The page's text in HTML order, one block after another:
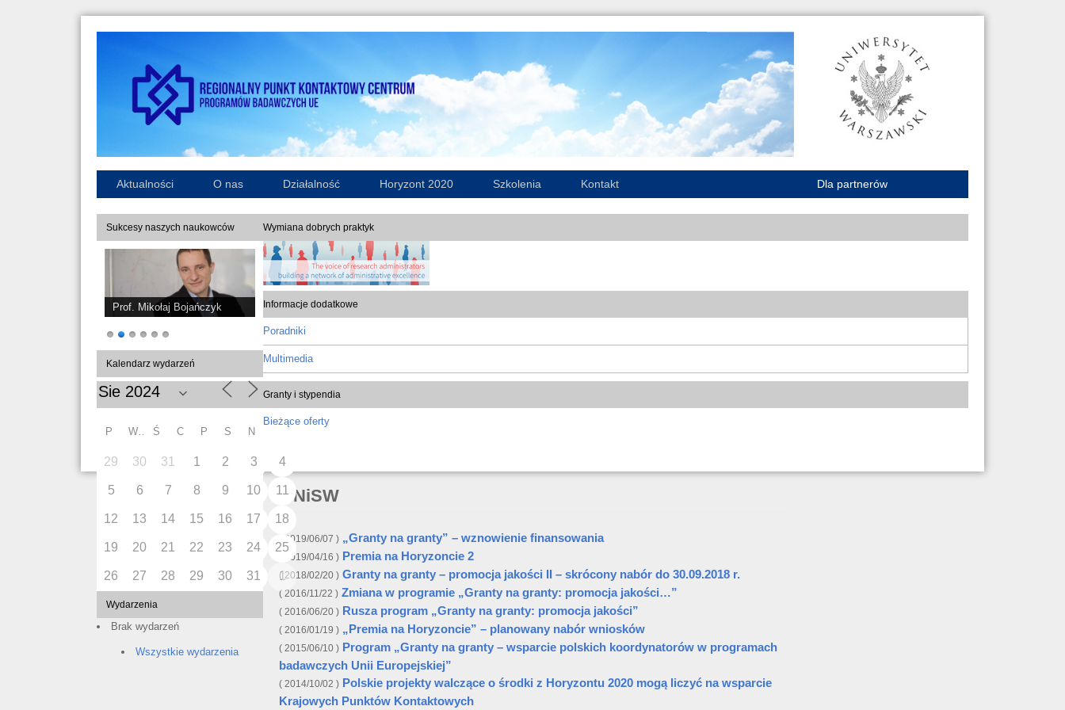
Aktualności O nas Działalność Horyzont 2020 Szkolenia Kontakt Dla partnerów
Sukcesy naszych naukowców
Prof. Mikołaj Bojańczyk
Kalendarz wydarzeń
P Ś C P S N
29 30 31 1 2 3 4
5 6 7 8 9 10 11
12 13 14 15 16 17 18
19 20 21 22 23 24 25
26 27 28 29 30 31 1
Wydarzenia
Brak wydarzeń
Wszystkie wydarzenia
Wymiana dobrych praktyk
Informacje dodatkowe
Poradniki
Multimedia
Granty i stypendia
Bieżące oferty
MNiSW
2019/06/07 „Granty na granty” – wznowienie finansowania
2019/04/16 Premia na Horyzoncie 2
2018/02/20 Granty na granty – promocja jakości II – skrócony nabór do 30.09.2018 r.
2016/11/22 Zmiana w programie „Granty na granty: promocja jakości…”
2016/06/20 Rusza program „Granty na granty: promocja jakości”
2016/01/19 „Premia na Horyzoncie” – planowany nabór wniosków
2015/06/10
Program „Granty na granty – wsparcie polskich koordynatorów w programach
badawczych Unii Europejskiej”
2014/10/02
Polskie projekty walczące o środki z Horyzontu 2020 mogą liczyć na wsparcie
Krajowych Punktów Kontaktowych